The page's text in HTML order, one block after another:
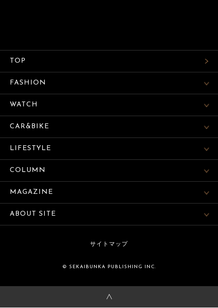
TOP
FASHION
WATCH
CAR&BIKE
LIFESTYLE
COLUMN
MAGAZINE
ABOUT SITE
サイトマップ
© SEKAIBUNKA PUBLISHING INC.